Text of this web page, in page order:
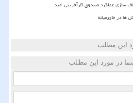
سازی عملکرد صندوق کارآفرینی امید
در خاورمیانه
این مطلب
در مورد این مطلب